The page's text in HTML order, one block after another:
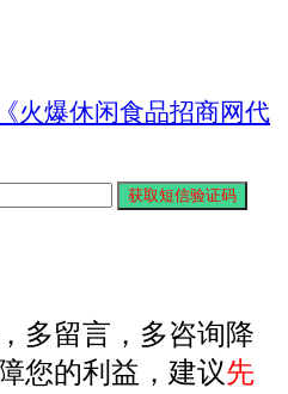
火爆休闲食品招商网代
多留言，多咨询降
您的利益，建议先